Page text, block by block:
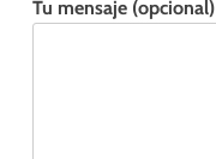
Tu mensaje (opcional)